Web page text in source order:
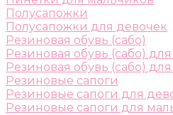
Полусапожки
Полусапожки для девочек
Резиновая обувь (сабо)
Резиновая обувь (сабо)
Резиновая обувь (сабо)
Резиновые сапоги
Резиновые сапоги для
Резиновые сапоги для